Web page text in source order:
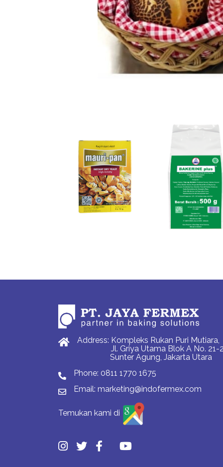
Address: Kompleks Rukan Puri Mutiara,
Jl. Griya Utama Blok A No. 21-
Sunter Agung, Jakarta Utara
Phone: 0811 1770 1675
Email: marketing@indofermex.com
Temukan kami di